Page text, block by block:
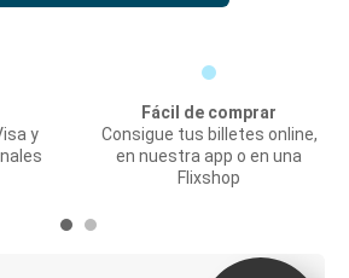
y
Fácil de comprar
Consigue tus billetes online,
en nuestra app o en una
Flixshop